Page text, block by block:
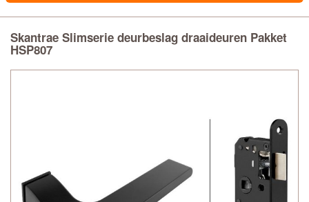
Skantrae Slimserie deurbeslag draaideuren Pakket
HSP807